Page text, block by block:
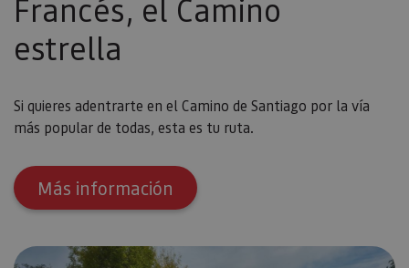
Francés, el Camino
estrella
Si quieres adentrarte en el Camino de Santiago por la vía
más popular de todas, esta es tu ruta.
Más información